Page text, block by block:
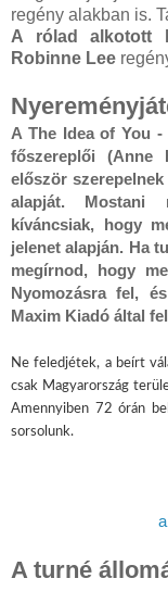
regény alakban is.
A rólad alkotott
Robinne Lee
A The Idea of You
főszereplői (Anne
először
alapját. Mostani
kíváncsiak, hogy
jelenet alapján. Ha
megírnod, hogy
Nyomozásra fel,
Maxim Kiadó által
Ne feledjétek, a beírt
csak Magyarország
Amennyiben 72 órán
sorsolunk.
A turné